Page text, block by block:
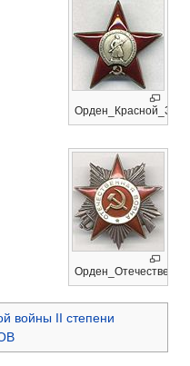
войны II степени